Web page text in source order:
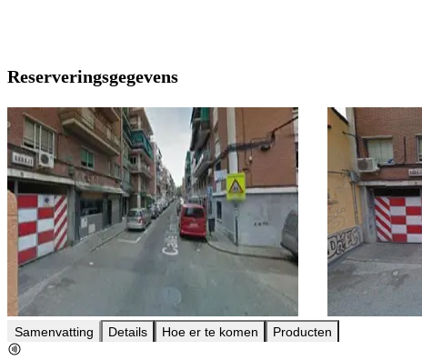
Reserveringsgegevens
Samenvatting Details Hoe er te komen Producten